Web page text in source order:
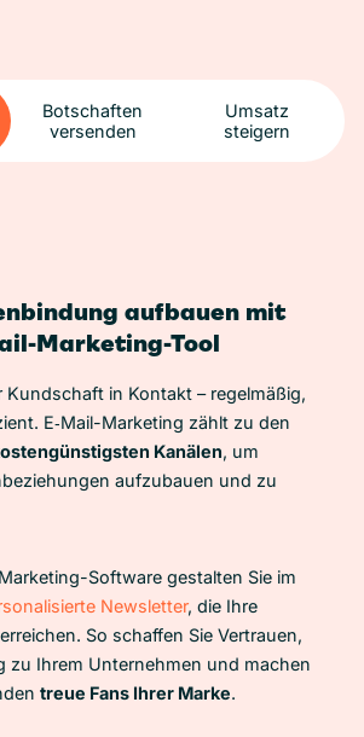
Botschaften
versenden
Umsatz
steigern
aufbauen mit
Marketing-Tool
Kundschaft in Kontakt – regelmäßig,
E‑Mail-Marketing zählt zu den
Kanälen, um
aufzubauen und zu
Software gestalten Sie im
Newsletter, die Ihre
So schaffen Sie Vertrauen,
zu Ihrem Unternehmen und machen
treue Fans Ihrer Marke.